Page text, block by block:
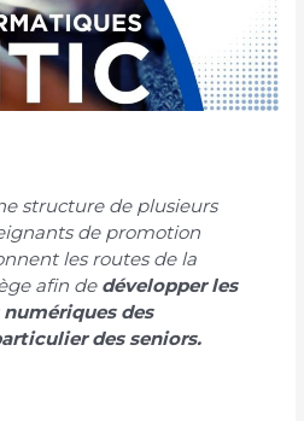
structure de plusieurs
de promotion
les routes de la
afin de développer les
des
des seniors.